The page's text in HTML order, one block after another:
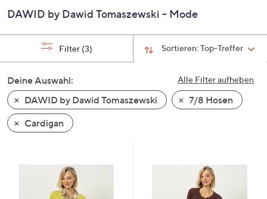
Pfeiltasten
nach
und
nach
unten
oder
wischen
Sie
DAWID by Dawid Tomaszewski - Mode
Sortieren:Top-Treffer
Filter (3)
Alle Filter aufheben
Deine Auswahl:
DAWID by Dawid Tomaszewski
7/8 Hosen
Cardigan